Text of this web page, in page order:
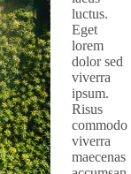
luctus.
Eget
lorem
dolor sed
viverra
ipsum.
Risus
commodo
viverra
maecenas